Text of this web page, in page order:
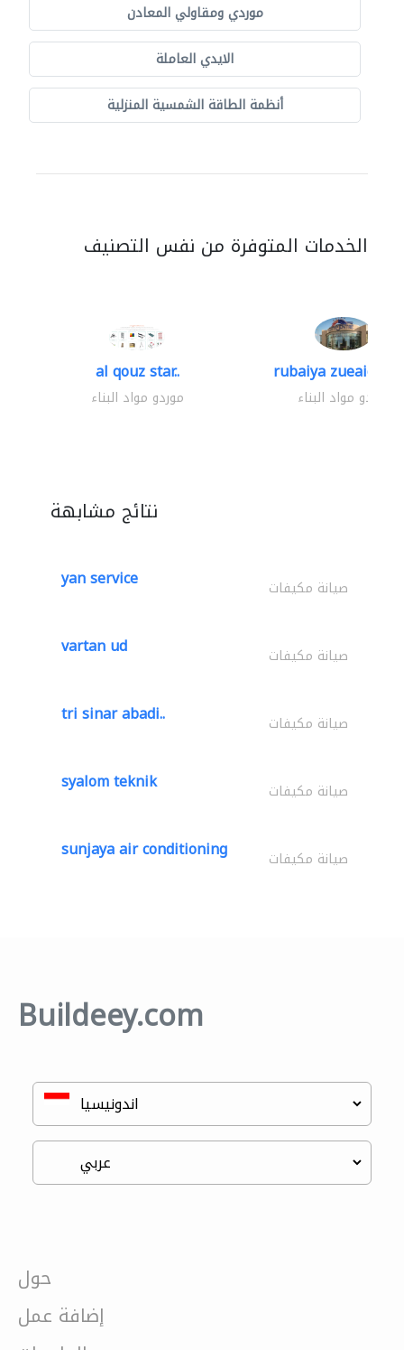
موردي ومقاولي المعادن
الايدي العاملة
أنظمة الطاقة الشمسية المنزلية
الخدمات المتوفرة من نفس التصنيف
al qouz star..
موردو مواد البناء
rubaiya zueaid
موردو مواد البناء
نتائج مشابهة
yan service صيانة مكيفات
vartan ud صيانة مكيفات
tri sinar abadi.. صيانة مكيفات
syalom teknik صيانة مكيفات
sunjaya air conditioning صيانة مكيفات
Buildeey.com
حول
إضافة عمل